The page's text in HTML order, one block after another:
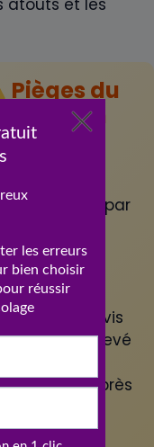
atouts et les
Pièges du
non
sous-estimé par
Délais Enedis
longs (6-18
mois)
Risque de devis
Enedis très élevé
impossible après
signé